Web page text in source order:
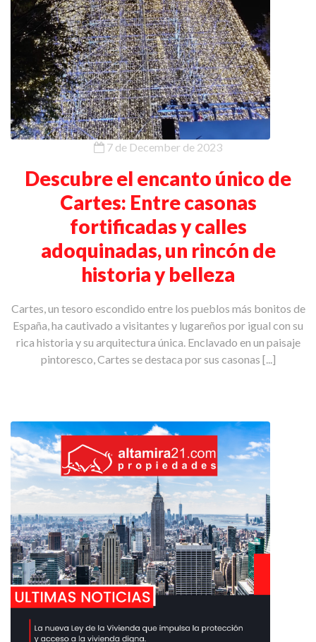
7 de December de 2023
Descubre el encanto único de
Cartes: Entre casonas
fortificadas y calles
adoquinadas, un rincón de
historia y belleza
Cartes, un tesoro escondido entre los pueblos más bonitos de
España, ha cautivado a visitantes y lugareños por igual con su
rica historia y su arquitectura única. Enclavado en un paisaje
pintoresco, Cartes se destaca por sus casonas [...]